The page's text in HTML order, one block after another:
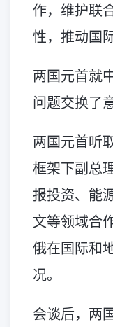
作，维护联
性，推动国
两国元首就
问题交换了
两国元首听
框架下副总
报投资、能
文等领域合
俄在国际和
况。
会谈后，两